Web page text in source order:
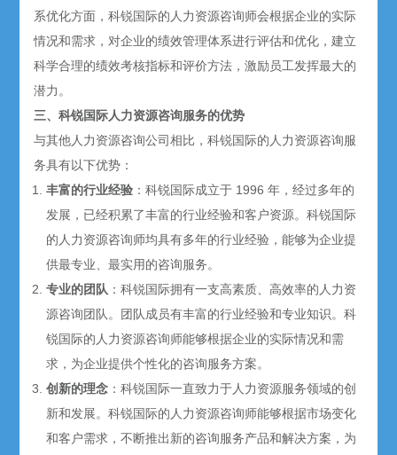
系优化方面，科锐国际的人力资源咨询师会根据企业的实际
情况和需求，对企业的绩效管理体系进行评估和优化，建立
科学合理的绩效考核指标和评价方法，激励员工发挥最大的
潜力。
三、科锐国际人力资源咨询服务的优势
与其他人力资源咨询公司相比，科锐国际的人力资源咨询服
务具有以下优势：
丰富的行业经验 ：科锐国际成立于 1996 年，经过多年的
发展，已经积累了丰富的行业经验和客户资源。科锐国际
的人力资源咨询师均具有多年的行业经验，能够为企业提
供最专业、最实用的咨询服务。
专业的团队 ：科锐国际拥有一支高素质、高效率的人力资
源咨询团队。团队成员有丰富的行业经验和专业知识。科
锐国际的人力资源咨询师能够根据企业的实际情况和需
求，为企业提供个性化的咨询服务方案。
创新的理念 ：科锐国际一直致力于人力资源服务领域的创
新和发展。科锐国际的人力资源咨询师能够根据市场变化
和客户需求，不断推出新的咨询服务产品和解决方案，为